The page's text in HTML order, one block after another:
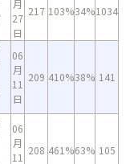
月
27
日
217 103%34%1034
06
月
11
日
209 410%38% 141
06
月
11
208 461%63% 105